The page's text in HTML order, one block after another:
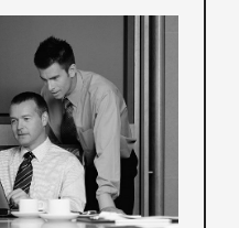
privat
pren
el
control